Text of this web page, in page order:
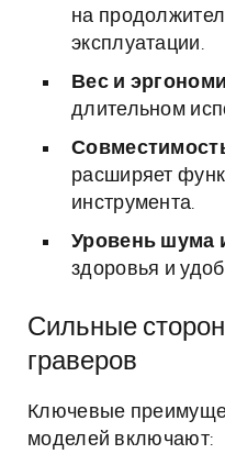
на
эксплуатации.
Вес и
длительном
расширяет
инструмента.
Уровень шума
здоровья и
Сильные
граверов
Ключевые
моделей включают: